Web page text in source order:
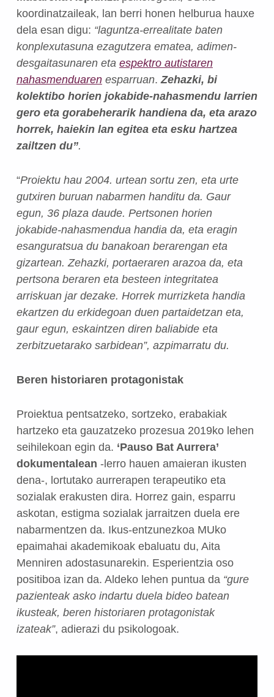
koordinatzaileak, lan berri honen helburua hauxe
dela esan digu: “laguntza-errealitate baten
konplexutasuna ezagutzera ematea, adimen-
desgaitasunaren eta espektro autistaren
nahasmenduaren esparruan. Zehazki, bi
kolektibo horien jokabide-nahasmendu larrien
gero eta gorabeherarik handiena da, eta arazo
horrek, haiekin lan egitea eta esku hartzea
zailtzen du”.
“Proiektu hau 2004. urtean sortu zen, eta urte
gutxiren buruan nabarmen handitu da. Gaur
egun, 36 plaza daude. Pertsonen horien
jokabide-nahasmendua handia da, eta eragin
esanguratsua du banakoan berarengan eta
gizartean. Zehazki, portaeraren arazoa da, eta
pertsona beraren eta besteen integritatea
arriskuan jar dezake. Horrek murrizketa handia
ekartzen du erkidegoan duen partaidetzan eta,
gaur egun, eskaintzen diren baliabide eta
zerbitzuetarako sarbidean”, azpimarratu du.
Beren historiaren protagonistak
Proiektua pentsatzeko, sortzeko, erabakiak
hartzeko eta gauzatzeko prozesua 2019ko lehen
seihilekoan egin da. ‘Pauso Bat Aurrera’
dokumentalean -lerro hauen amaieran ikusten
dena-, lortutako aurrerapen terapeutiko eta
sozialak erakusten dira. Horrez gain, esparru
askotan, estigma sozialak jarraitzen duela ere
nabarmentzen da. Ikus-entzunezkoa MUko
epaimahai akademikoak ebaluatu du, Aita
Menniren adostasunarekin. Esperientzia oso
positiboa izan da. Aldeko lehen puntua da “gure
pazienteak asko indartu duela bideo batean
ikusteak, beren historiaren protagonistak
izateak”, adierazi du psikologoak.